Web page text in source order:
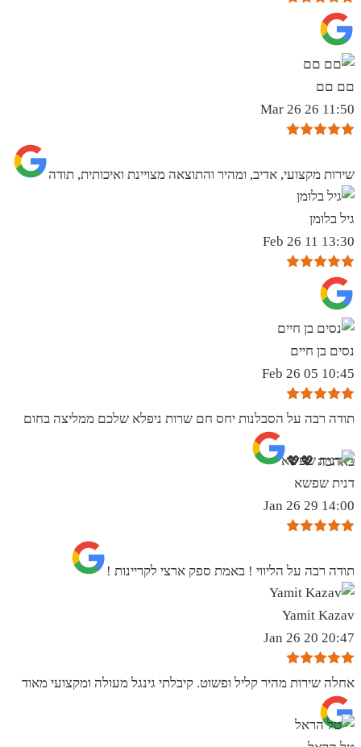
םם םם
11:50 26 Mar 26
שירות מקצועי, אדיב, ומהיר והתוצאה מצויינת ואיכותית, תודה
גיל בלומן
13:30 11 Feb 26
נסים בן חיים
10:45 05 Feb 26
תודה רבה על הסבלנות יחס חם שרות ניפלא שלכם ממליצה בחום
באהבה 💖💖
דנית שפשא
14:00 29 Jan 26
תודה רבה על הליווי ! באמת ספק ארצי לקריינות !
Yamit Kazav
20:47 20 Jan 26
אחלה שירות מהיר קליל ופשוט. קיבלתי גינגל מעולה ומקצועי מאוד